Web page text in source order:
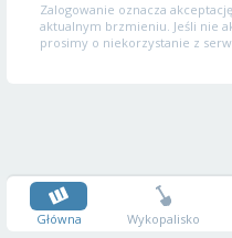
Zalogowanie oznacza akceptację
aktualnym brzmieniu. Jeśli nie
prosimy o niekorzystanie z
Główna Wykopalisko